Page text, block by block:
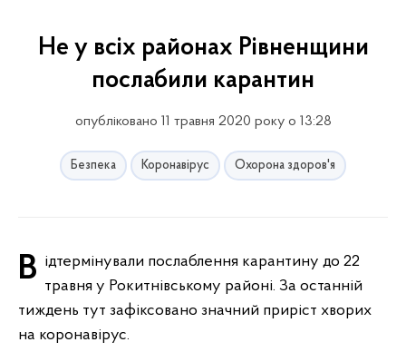
Не у всіх районах Рівненщини
послабили карантин
опубліковано 11 травня 2020 року о 13:28
Безпека Коронавірус Охорона здоров'я
Відтермінували послаблення карантину до 22 травня у Рокитнівському районі. За останній
тиждень тут зафіксовано значний приріст хворих
на коронавірус.